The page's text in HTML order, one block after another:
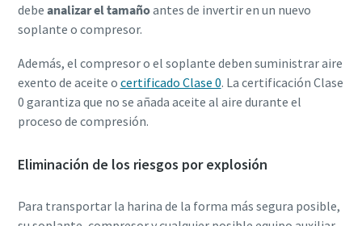
debe analizar el tamañoantes de invertir en un nuevo
soplante o compresor.
Además, el compresor o el soplante deben suministrar aire
exento de aceite o certificado Clase 0. La certificación Clase
0 garantiza que no se añada aceite al aire durante el
proceso de compresión.
Eliminación de los riesgos por explosión
Para transportar la harina de la forma más segura posible,